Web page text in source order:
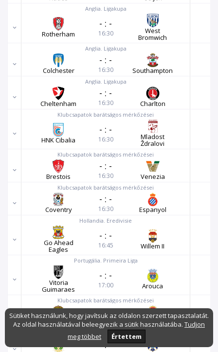
Anglia. Ligakupa
Rotherham
- : -
16:30 West
Bromwich
Anglia. Ligakupa
Colchester
- : -
16:30 Southampton
Anglia. Ligakupa
Cheltenham
- : -
16:30 Charlton
Klubcsapatok barátságos mérkőzései
HNK Cibalia
- : -
16:30 Mladost
Ždralovi
Klubcsapatok barátságos mérkőzései
Brestois
- : -
16:30 Venezia
Klubcsapatok barátságos mérkőzései
Coventry
- : -
16:30 Espanyol
Hollandia. Eredivisie
Go Ahead
Eagles
- : -
16:45 Willem II
Portugália. Primeira Liga
Vitoria
Guimaraes
- : -
17:00 Arouca
Klubcsapatok barátságos mérkőzései
Burgos
-:-
17:00 Leonesa
Klubcsapatok barátságos mérkőzései
-:-
Sütiket használunk, hogy javítsuk az oldalon szerzett tapasztalatát.
Az oldal használatával beleegyezik a sütik használatába. Tudjon
meg többet
Értettem